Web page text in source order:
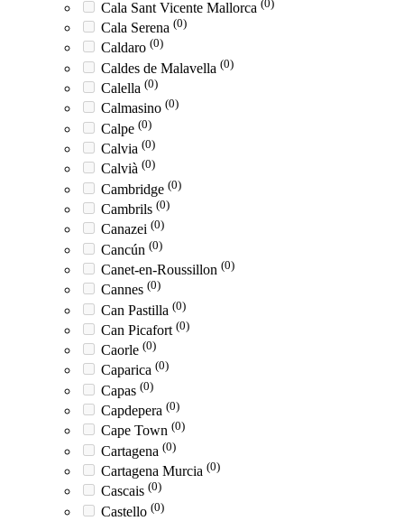
Cala Sant Vicente Mallorca
Cala Serena (0)
Caldaro (0)
Caldes de Malavella (0)
Calella (0)
Calmasino (0)
Calpe (0)
Calvia (0)
Calvià (0)
Cambridge (0)
Cambrils (0)
Canazei (0)
Cancún (0)
Canet-en-Roussillon (0)
Cannes (0)
Can Pastilla (0)
Can Picafort (0)
Caorle (0)
Caparica (0)
Capas (0)
Capdepera (0)
Cape Town (0)
Cartagena (0)
Cartagena Murcia (0)
Cascais (0)
Castello (0)